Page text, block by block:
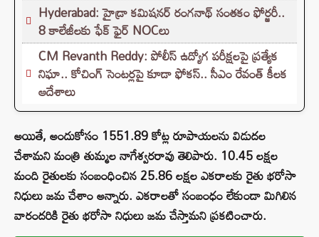
Hyderabad: హైడ్రా కమిషనర్ రంగనాథ్ సంతకం ఫోర్జరీ..
8 కాలేజీలకు ఫేక్ ఫైర్ NOCలు
CM Revanth Reddy: పోలీస్ ఉద్యోగ పరీక్షలపై ప్రత్యేక
నిఘా.. కోచింగ్ సెంటర్లపై కూడా ఫోకస్.. సీఎం రేవంత్ కీలక
ఆదేశాలు
అయితే, అందుకోసం 1551.89 కోట్ల రూపాయలను విడుదల
చేశామని మంత్రి తుమ్మల నాగేశ్వరరావు తెలిపారు. 10.45 లక్షల
మంది రైతులకు సంబంధించిన 25.86 లక్షల ఎకరాలకు రైతు భరోసా
నిధులు జమ చేశాం అన్నారు. ఎకరాలతో సంబంధం లేకుండా మిగిలిన
వారందరికి రైతు భరోసా నిధులు జమ చేస్తామని ప్రకటించారు.